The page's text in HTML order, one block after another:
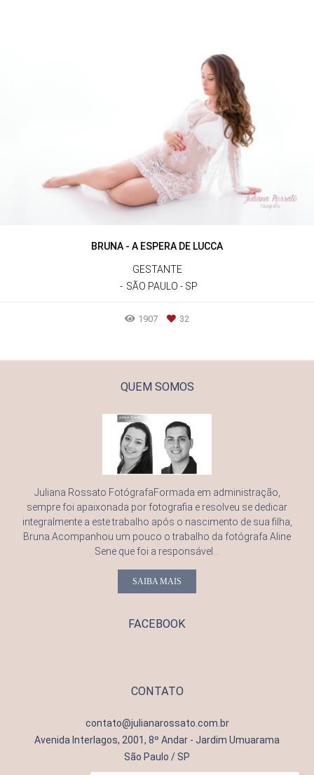
BRUNA - A ESPERA DE LUCCA
GESTANTE
SÃO PAULO - SP
1907 32
QUEM SOMOS
Juliana Rossato FotógrafaFormada em administração,
sempre foi apaixonada por fotografia e resolveu se dedicar
integralmente a este trabalho após o nascimento de sua filha,
Bruna.Acompanhou um pouco o trabalho da fotógrafa Aline
Sene que foi a responsável...
SAIBA MAIS
FACEBOOK
CONTATO
contato@julianarossato.com.br
Avenida Interlagos, 2001, 8º Andar - Jardim Umuarama
São Paulo / SP